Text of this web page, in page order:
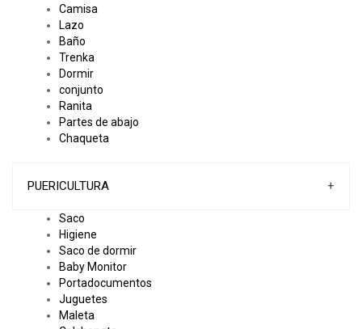
Camisa
Lazo
Baño
Trenka
Dormir
conjunto
Ranita
Partes de abajo
Chaqueta
PUERICULTURA +
Saco
Higiene
Saco de dormir
Baby Monitor
Portadocumentos
Juguetes
Maleta